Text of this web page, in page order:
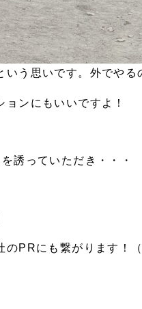
う思いです。外でやる
ンにもいいですよ！
誘っていただき・・・
PRにも繋がります！